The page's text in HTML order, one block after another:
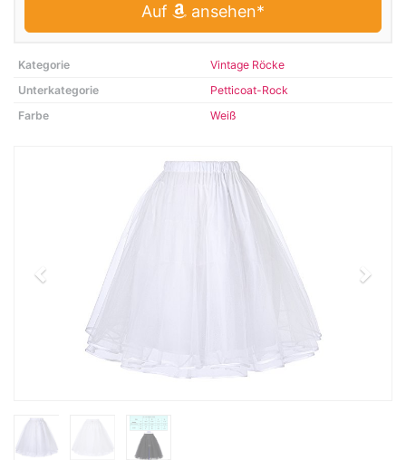
Auf ansehen*
Kategorie
Vintage Röcke
Unterkategorie
Petticoat-Rock
Farbe
Weiß